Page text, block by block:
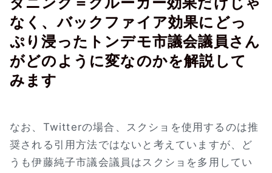
なく、バックファイア効果にどっ
ぷり浸ったトンデモ市議会議員さん
がどのように変なのかを解説して
みます
なお、Twitterの場合、スクショを使用するのは推
奨される引用方法ではないと考えていますが、ど
うも伊藤純子市議会議員はスクショを多用してい